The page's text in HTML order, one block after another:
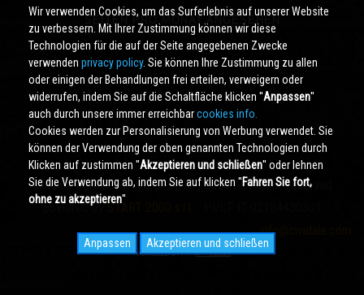
SEITEN PRO MONAT ANGESEHEN
Cividale.COMCopyright © 2000 - 2026 All Rights Reserved
powered bySTART 2000 s.r.l.
info@cividale.com
Wir verwenden Cookies, um das Surferlebnis auf unserer Website
zu verbessern. Mit Ihrer Zustimmung können wir diese
Technologien für die auf der Seite angegebenen Zwecke
verwenden privacy policy. Sie können Ihre Zustimmung zu allen
oder einigen der Behandlungen frei erteilen, verweigern oder
widerrufen, indem Sie auf die Schaltfläche klicken ''Anpassen''
auch durch unsere immer erreichbarcookies info.
Cookies werden zur Personalisierung von Werbung verwendet. Sie
können der Verwendung der oben genannten Technologien durch
Klicken auf zustimmen ''Akzeptieren und schließen'' oder lehnen
Sie die Verwendung ab, indem Sie auf klicken ''Fahren Sie fort,
ohne zu akzeptieren''
Anpassen Akzeptieren und schließen